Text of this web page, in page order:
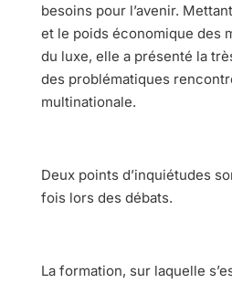
besoins pour l’avenir.
et le poids économique des
du luxe, elle a présenté la
des problématiques
multinationale.
Deux points d’inquiétudes
fois lors des débats.
La formation, sur laquelle